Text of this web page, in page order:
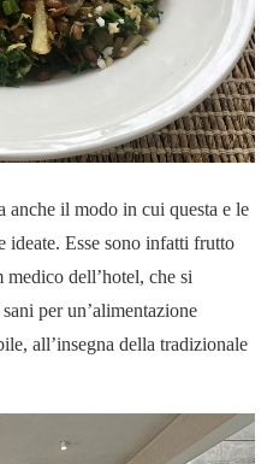
anche il modo in cui questa e le
ideate. Esse sono infatti frutto
dell’hotel, che si
per un’alimentazione
all’insegna della tradizionale